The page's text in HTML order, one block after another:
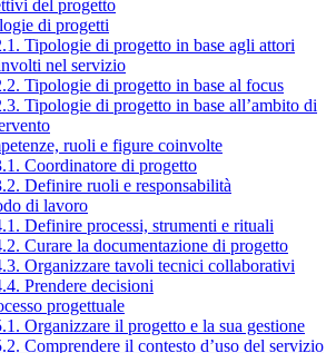
del progetto
di progetti
Tipologie di progetto in base agli attori
nel servizio
Tipologie di progetto in base al focus
Tipologie di progetto in base all’ambito di
ruoli e figure coinvolte
Coordinatore di progetto
Definire ruoli e responsabilità
di lavoro
Definire processi, strumenti e rituali
Curare la documentazione di progetto
Organizzare tavoli tecnici collaborativi
Prendere decisioni
progettuale
Organizzare il progetto e la sua gestione
Comprendere il contesto d’uso del servizio